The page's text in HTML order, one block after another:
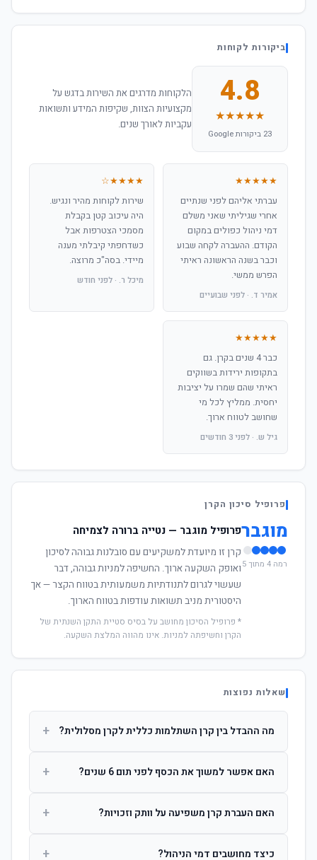
ביקורות לקוחות
4.8
★★★★★
23 ביקורות Google
הלקוחות מדרגים את השירות בדגש על
מקצועיות הצוות, שקיפות המידע ותשואות
עקביות לאורך שנים.
★★★★★
עברתי אליהם לפני שנתיים
אחרי שגיליתי שאני משלם
דמי ניהול כפולים במקום
הקודם. ההעברה לקחה שבוע
וכבר בשנה הראשונה ראיתי
הפרש ממשי.
אמיר ד. · לפני שבועיים
★★★★☆
שירות לקוחות מהיר ונגיש.
היה עיכוב קטן בקבלת
מסמכי הצטרפות אבל
כשדחפתי קיבלתי מענה
מיידי. בסה"כ מרוצה.
מיכל ר. · לפני חודש
★★★★★
כבר 4 שנים בקרן. גם
בתקופות ירידות בשווקים
ראיתי שהם שמרו על יציבות
יחסית. ממליץ לכל מי
שחושב לטווח ארוך.
גיל ש. · לפני 3 חודשים
פרופיל סיכון הקרן
מוגבר
רמה 4 מתוך 5
פרופיל מוגבר — נטייה ברורה לצמיחה
קרן זו מיועדת למשקיעים עם סובלנות גבוהה לסיכון
ואופק השקעה ארוך. החשיפה למניות גבוהה, דבר
שעשוי לגרום לתנודתיות משמעותית בטווח הקצר — אך
היסטורית מניב תשואות עודפות בטווח הארוך.
* פרופיל הסיכון מחושב על בסיס סטיית התקן השנתית של
הקרן וחשיפתה למניות. אינו מהווה המלצת השקעה.
שאלות נפוצות
מה ההבדל בין קרן השתלמות כללית לקרן מסלולית? +
ההשקעות. קרן מסלולית עוקבת אחרי מדד ספציפי ומאפשרת
האם אפשר למשוך את הכסף לפני תום 6 שנים? +
הרווחים. לאחר 6 שנים ניתן למשוך פטור ממס עד לתקרה
האם העברת קרן משפיעה על וותק וזכויות? +
החברות. הוותק ממשיך להיספר מיום ההפקדה הראשונה.
כיצד מחושבים דמי הניהול? +